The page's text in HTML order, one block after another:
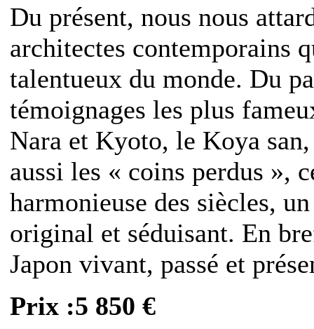
Du présent, nous nous
architectes contemporains
talentueux du monde. Du
témoignages les plus
Nara et Kyoto, le Koya
aussi les « coins perdus »,
harmonieuse des siècles,
original et séduisant. En
Japon vivant, passé et
Prix :5 850 €